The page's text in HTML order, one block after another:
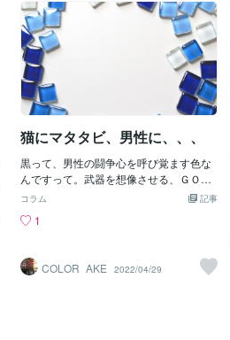
で自分が輝いているか、どのようなスキ
ルや特徴が自分を際立たせているかを見
つけることがスタート地点です。これに
は自己分析やフィードバックの受け入れ
が必要です。同僚や友人に質問し、自分
の強みを客観的に知る手段を見つけまし
ょう。 強みを見つけたら、それを伸ばす
ための努力が必要です。スキルや特徴は
日々の練習や経験を通じて向上します。
スキルや知識を深め、専門性を高めるこ
とで、他の人との差別化が図れます。 さ
らに、強みを活かすためには柔軟性も大
切です。状況に応じて自分の強みを生か
環境や課題に適応し、強みを最大限に発
揮することができれば、仕事やプロジェ
猫にマタタビ、男性に、、、
黒って、男性の闘争心を呼び覚ます色な
んですって。武器を想像させる、ＧＯＬ
Ｄ、ＳＩＬＶＥＲも響くらしい。そし
ブルーもお好きだとか。猫にマタタビ、
ーらしい✨
記事
コラム
1
COLOR_AKE 2022/04/29